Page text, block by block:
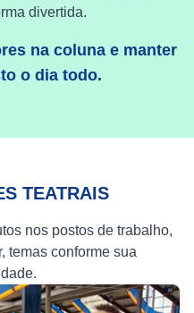
divertida.
na coluna e manter
o dia todo.
TEATRAIS
nos postos de trabalho,
temas conforme sua